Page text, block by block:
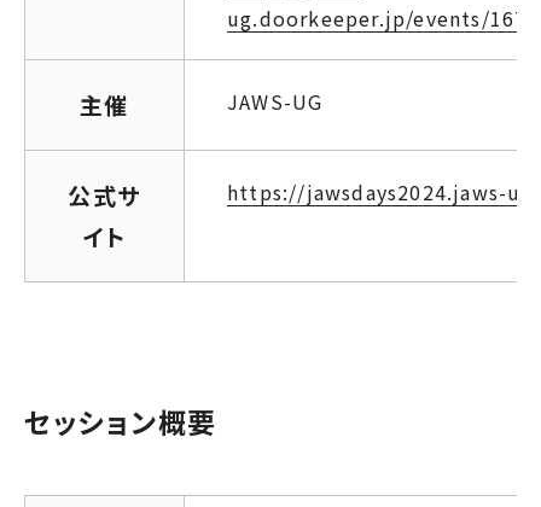
ug.doorkeeper.jp/events/
主催 JAWS-UG
公式サ
イト
https://jawsdays2024.jaws-
セッション概要